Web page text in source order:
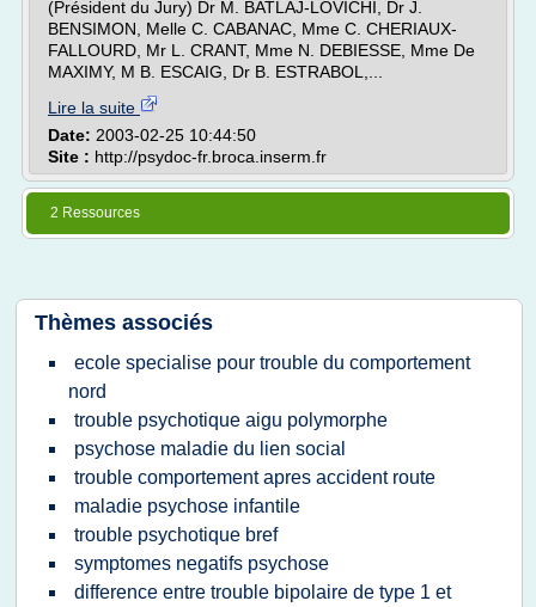
(Président du Jury) Dr M. BATLAJ-LOVICHI, Dr J.
BENSIMON, Melle C. CABANAC, Mme C. CHERIAUX-
FALLOURD, Mr L. CRANT, Mme N. DEBIESSE, Mme De
MAXIMY, M B. ESCAIG, Dr B. ESTRABOL,...
Lire la suite
Date: 2003-02-25 10:44:50
Site : http://psydoc-fr.broca.inserm.fr
2 Ressources
Thèmes associés
ecole specialise pour trouble du comportement
nord
trouble psychotique aigu polymorphe
psychose maladie du lien social
trouble comportement apres accident route
maladie psychose infantile
trouble psychotique bref
symptomes negatifs psychose
difference entre trouble bipolaire de type 1 et